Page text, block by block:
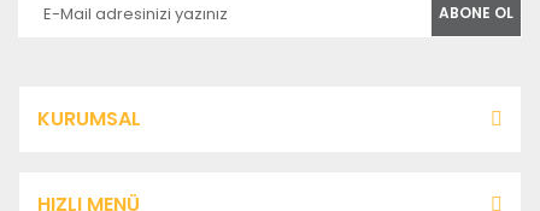
ABONE OL
KURUMSAL
HIZLI MENÜ